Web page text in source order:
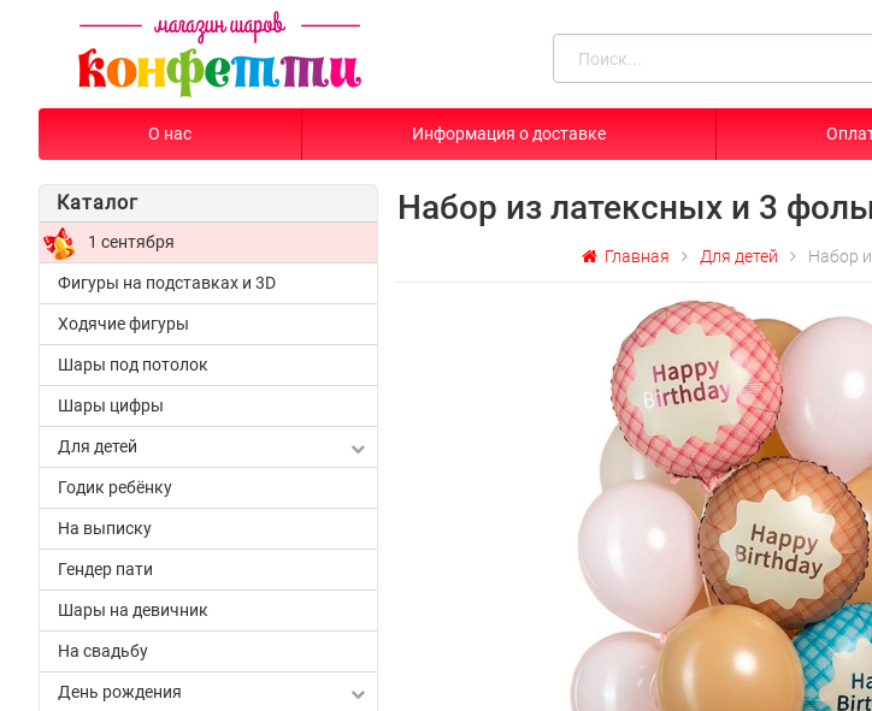
О нас Информация о доставке
Каталог
1 сентября
Фигуры на подставках и 3D
Ходячие фигуры
Шары под потолок
Шары цифры
Для детей
Годик ребёнку
На выписку
Гендер пати
Шары на девичник
На свадьбу
День рождения
Набор из латексных и 3
Главная Для детей Набор